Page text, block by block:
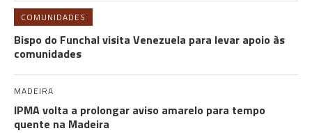
COMUNIDADES
Bispo do Funchal visita Venezuela para levar apoio às
comunidades
MADEIRA
IPMA volta a prolongar aviso amarelo para tempo
quente na Madeira